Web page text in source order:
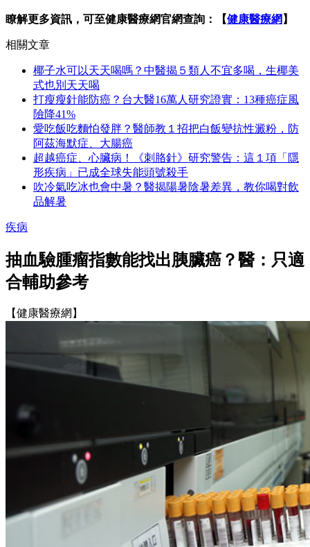
瞭解更多資訊，可至健康醫療網官網查詢：【健康醫療網 】
相關文章
椰子水可以天天喝嗎？中醫揭５類人不宜多喝，生椰美
式也別天天喝
打瘦瘦針能防癌？台大醫16萬人研究證實：13種癌症風
險降41%
愛吃飯吃麵怕發胖？醫師教１招把白飯變抗性澱粉，防
阿茲海默症、大腸癌
超越癌症、心臟病！《刺胳針》研究警告：這１項「隱
形疾病」已成全球失能頭號殺手
吹冷氣吃冰也會中暑？醫揭陽暑陰暑差異，教你喝對飲
品解暑
疾病
抽血驗腫瘤指數能找出胰臟癌？醫：只適
合輔助參考
【健康醫療網】